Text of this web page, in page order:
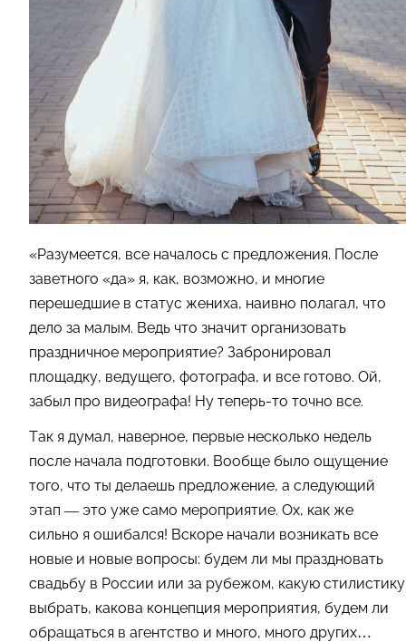
«Разумеется, все началось с предложения. После
заветного «да» я, как, возможно, и многие
перешедшие в статус жениха, наивно полагал, что
дело за малым. Ведь что значит организовать
праздничное мероприятие? Забронировал
площадку, ведущего, фотографа, и все готово. Ой,
забыл про видеографа! Ну теперь-то точно все.
Так я думал, наверное, первые несколько недель
после начала подготовки. Вообще было ощущение
того, что ты делаешь предложение, а следующий
этап — это уже само мероприятие. Ох, как же
сильно я ошибался! Вскоре начали возникать все
новые и новые вопросы: будем ли мы праздновать
свадьбу в России или за рубежом, какую стилистику
выбрать, какова концепция мероприятия, будем ли
обращаться в агентство и много, много других…